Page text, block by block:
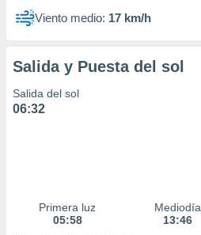
1199
Viento medio: 17 km/h
Salida y Puesta del sol
Salida del sol
06:32
Primera luz
05:58
Mediodía
13:46